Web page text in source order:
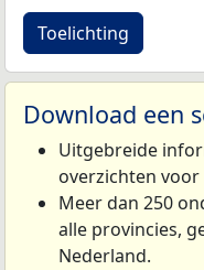
Toelichting
Download een
Uitgebreide
overzichten voor
Meer dan 250
alle provincies,
Nederland.